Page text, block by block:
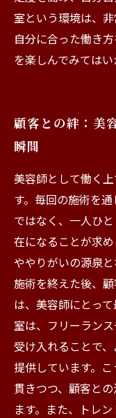
室という環境は、非
自分に合った働き
を楽しんでみてはい
顧客との絆：美
瞬間
美容師として働く
す。毎回の施術を
ではなく、一人ひ
在になることが求
ややりがいの源泉
施術を終えた後、
は、美容師にとっ
室は、フリーラン
受け入れることで
提供しています。
貫きつつ、顧客と
ます。また、トレ